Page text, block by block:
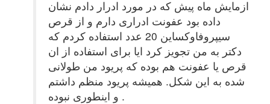
ازمایش ماه پیش که در مورد ادرار دادم نشان
داده بود عفونت ادراری دارم و از قرص
سیپروفاوکساین 20 عدد استفاده کردم که
دکتر به من تجویز کرد ایا برای استفاده از ان
قرص یا عفونت هم بوده که پریود من طولانی
شده به این شکل. همیشه پریود منظم داشتم
و اینطوری نبوده .